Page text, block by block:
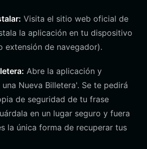
Visita el sitio web oficial de
la aplicación en tu dispositivo
extensión de navegador).
Abre la aplicación y
Nueva Billetera'. Se te pedirá
de seguridad de tu frase
en un lugar seguro y fuera
la única forma de recuperar tus